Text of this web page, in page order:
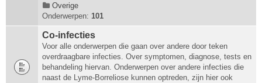
Overige
Onderwerpen: 101
Co-infecties
Voor alle onderwerpen die gaan over andere door teken
overdraagbare infecties. Over symptomen, diagnose, tests en
behandeling hiervan. Onderwerpen over andere infecties die
naast de Lyme-Borreliose kunnen optreden, zijn hier ook